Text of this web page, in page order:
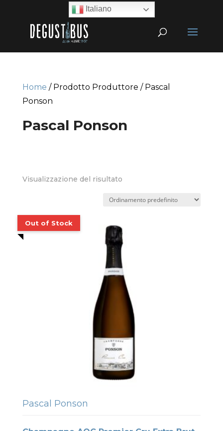
Home / Prodotto Produttore / Pascal
Ponson
Pascal Ponson
Visualizzazione del risultato
Pascal Ponson
Italiano